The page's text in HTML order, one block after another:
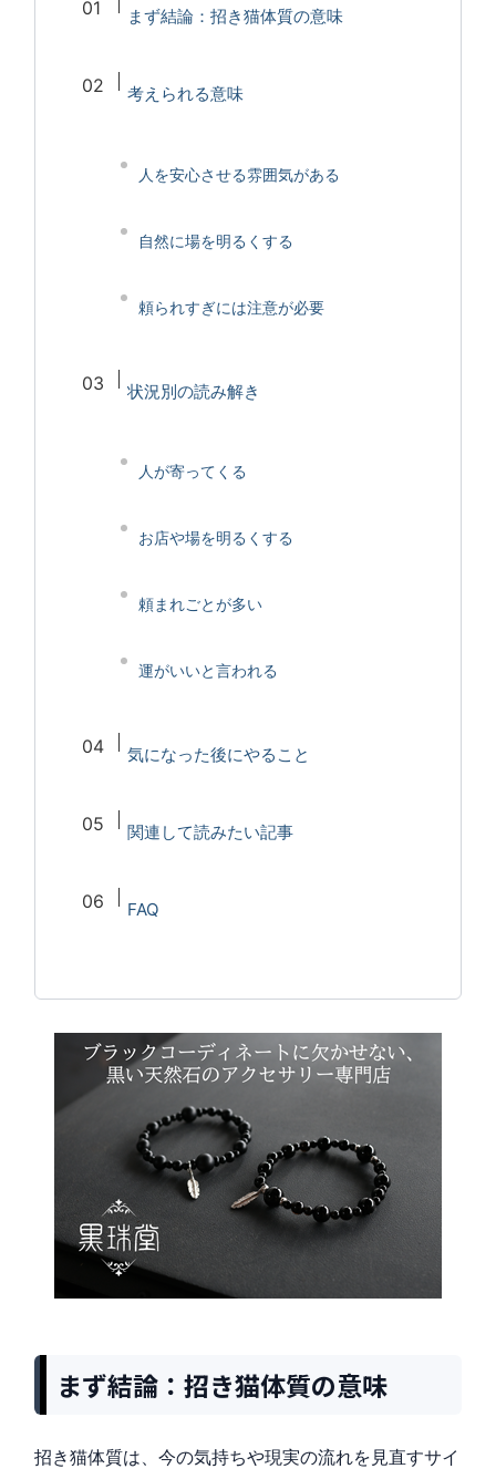
まず結論：招き猫体質の意味
考えられる意味
人を安心させる雰囲気がある
自然に場を明るくする
頼られすぎには注意が必要
状況別の読み解き
人が寄ってくる
お店や場を明るくする
頼まれごとが多い
運がいいと言われる
気になった後にやること
関連して読みたい記事
FAQ
まず結論：招き猫体質の意味
招き猫体質は、今の気持ちや現実の流れを見直すサイ